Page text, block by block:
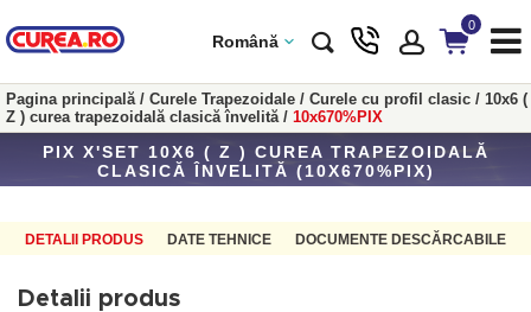
Română
0
Pagina principală/ Curele Trapezoidale / Curele cu profil clasic / 10x6 (
Z ) curea trapezoidală clasică învelită/ 10x670%PIX
PIX X'SET 10X6 ( Z ) CUREA TRAPEZOIDALĂ
CLASICĂ ÎNVELITĂ (10X670%PIX)
DETALII PRODUS DATE TEHNICE DOCUMENTE DESCĂRCABILE
Detalii produs